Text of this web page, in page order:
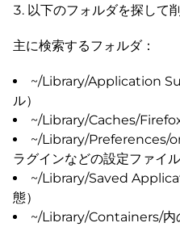
以下のフォルダを探して
主に検索するフォルダ：
~/Library/Application
ル）
~/Library/Caches/Firefox
~/Library/Preferences/
ラグインなどの設定ファイル
~/Library/Saved
態）
~/Library/Containers/内